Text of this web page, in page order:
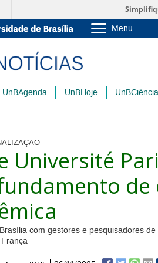
Menu
Pós-Graduação
Administração
UnBAgenda UnBHoje UnBCiência
Université
de
com gestores e pesquisadores